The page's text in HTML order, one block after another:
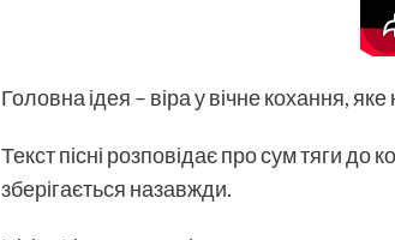
Головна ідея – віра у вічне кохання,
Текст пісні розповідає про сум тяги до
зберігається назавжди.